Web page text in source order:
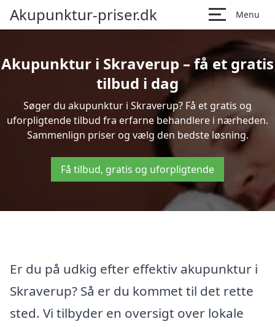
Akupunktur-priser.dk Menu
Akupunktur i Skraverup – få et gratis
tilbud i dag
Søger du akupunktur i Skraverup? Få et gratis og
uforpligtende tilbud fra erfarne behandlere i nærheden.
Sammenlign priser og vælg den bedste løsning.
Få tilbud, gratis og uforpligtende
Er du på udkig efter effektiv akupunktur i
Skraverup? Så er du kommet til det rette
sted. Vi tilbyder en oversigt over lokale